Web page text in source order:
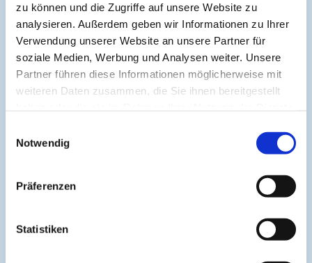
zu können und die Zugriffe auf unsere Website zu
analysieren. Außerdem geben wir Informationen zu Ihrer
Verwendung unserer Website an unsere Partner für
soziale Medien, Werbung und Analysen weiter. Unsere
Partner führen diese Informationen möglicherweise mit
weiteren Daten zusammen, die Sie ihnen bereitgestellt
Notwendig
Präferenzen
Statistiken
Archivierte Kurse:
Brennpunkt Allergologie
InsektengiftAllergie in der Praxis
Zur Verbesserung der Übersichtlichkeit werden nur die
Darstellung kompakt und fokussiert zu halten.